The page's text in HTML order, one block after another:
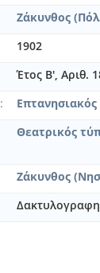
Ζάκυνθος
1902
Έτος Β', Αριθ.
Θεατρικός
Ζάκυνθος